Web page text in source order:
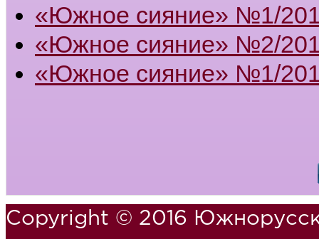
«Южное сияние» №1/
«Южное сияние» №2/
«Южное сияние» №1/
Copyright © 2016